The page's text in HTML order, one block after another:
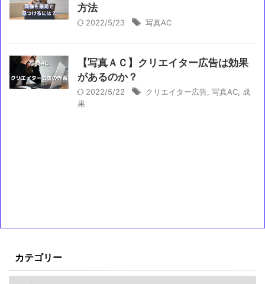
方法
2022/5/23 写真AC
【写真ＡＣ】クリエイター広告は効果
があるのか？
2022/5/22 クリエイター広告 写真AC 成
果
カテゴリー